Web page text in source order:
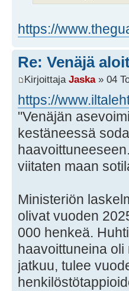
https://
Re: Venäjä
Kirjoittaja Jaska» 04
https://
"Venäjän
kestäneessä
viitaten maan
Ministeriön
olivat vuoden
000 henkeä.
haavoittuneina
jatkuu, tulee